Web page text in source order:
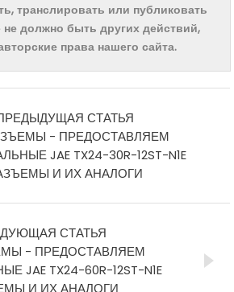
транслировать или публиковать
не должно быть других действий,
права нашего сайта.
СТАТЬЯ
- ПРЕДОСТАВЛЯЕМ
JAE TX24-30R-12ST-N1E
И ИХ АНАЛОГИ
СТАТЬЯ
- ПРЕДОСТАВЛЯЕМ
JAE TX24-60R-12ST-N1E
И ИХ АНАЛОГИ